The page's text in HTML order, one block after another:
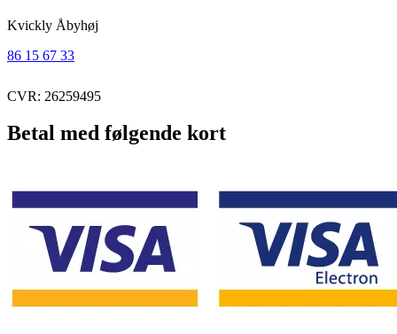
Kvickly Åbyhøj
86 15 67 33
CVR: 26259495
Betal med følgende kort